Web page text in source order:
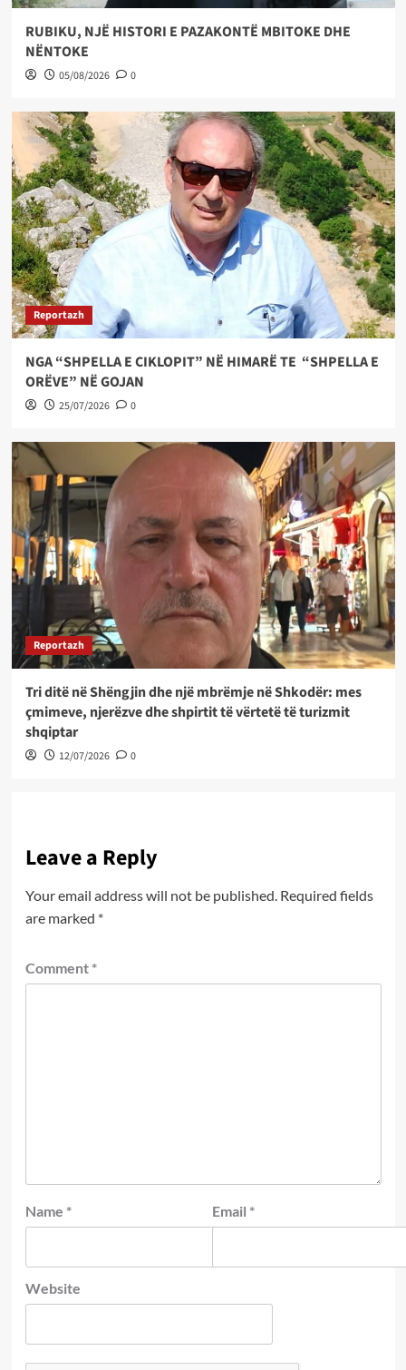
RUBIKU, NJË HISTORI E PAZAKONTË MBITOKE DHE
NËNTOKE
05/08/2026 0
Reportazh
NGA “SHPELLA E CIKLOPIT” NË HIMARË TE “SHPELLA E
ORËVE” NË GOJAN
25/07/2026 0
Reportazh
Tri ditë në Shëngjin dhe një mbrëmje në Shkodër: mes
çmimeve, njerëzve dhe shpirtit të vërtetë të turizmit
shqiptar
12/07/2026 0
Leave a Reply
Your email address will not be published. Required fields
are marked *
Comment *
Name * Email *
Website